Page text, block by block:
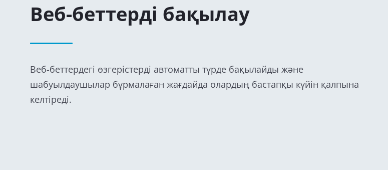
Веб-беттерді бақылау
Веб-беттердегі өзгерістерді автоматты түрде бақылайды және
шабуылдаушылар бұрмалаған жағдайда олардың бастапқы күйін қалпына
келтіреді.